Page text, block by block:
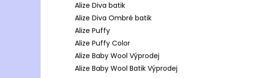
Alize Diva batik
Alize Diva Ombré batik
Alize Puffy
Alize Puffy Color
Alize Baby Wool Výprodej
Alize Baby Wool Batik Výprodej